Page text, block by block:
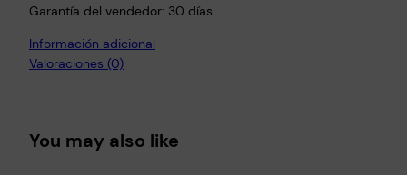
l
d
a
n
Garantía del vendedor: 30 días
Información adicional
Valoraciones (0)
You may also like